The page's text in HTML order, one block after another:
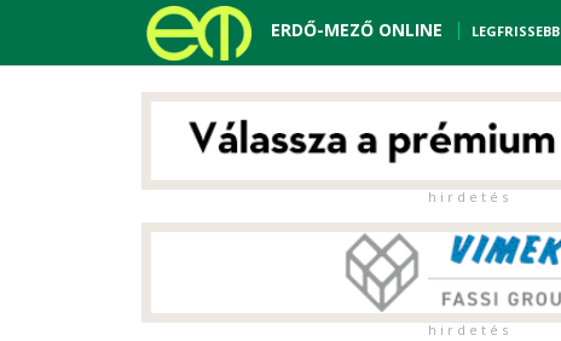
ERDŐ-MEZŐ ONLINE LEGFRISSEBB
h i r d e t é s
h i r d e t é s